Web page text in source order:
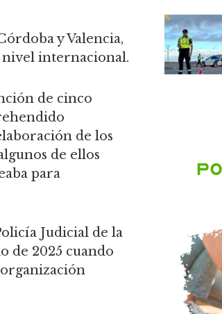
y Valencia,
nivel internacional.
de cinco
de los
de ellos
para
Judicial de la
de 2025 cuando